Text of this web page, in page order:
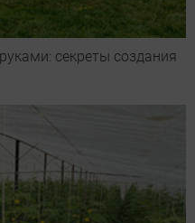
секреты создания